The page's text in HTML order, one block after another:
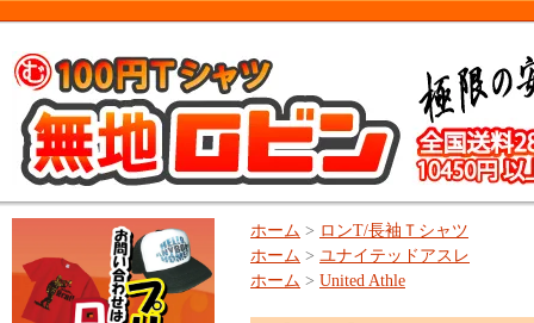
ホーム > ロンT/長袖Ｔシャツ
ホーム > ユナイテッドアスレ
ホーム > United Athle